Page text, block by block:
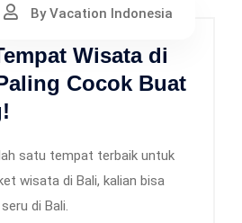
By Vacation Indonesia
Wisata di
Cocok Buat
satu tempat terbaik untuk
wisata di Bali, kalian bisa
di Bali.